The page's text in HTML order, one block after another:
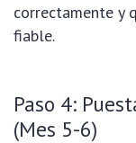
correctamente y
fiable.
Paso 4:
(Mes 5-6)